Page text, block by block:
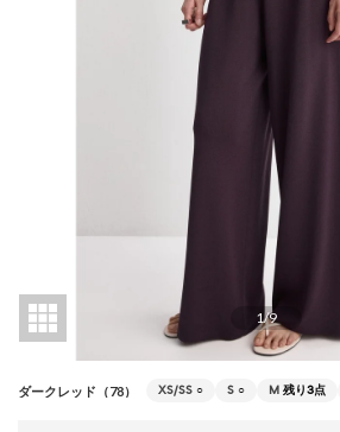
1/9
ダークレッド（78） XS/SS ○ S ○ M 残り3点